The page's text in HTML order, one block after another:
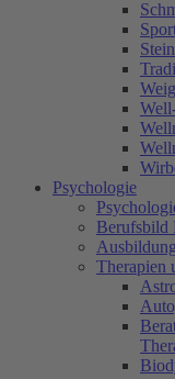
Psychologie
Berufsbild
Therapien